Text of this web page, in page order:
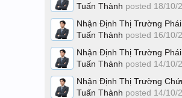
Tuấn Thành posted 18/10/
Nhận Định Thị Trường Phái
Tuấn Thành posted 16/10/
Nhận Định Thị Trường Phái
Tuấn Thành posted 14/10/
Nhận Định Thị Trường
Tuấn Thành posted 14/10/